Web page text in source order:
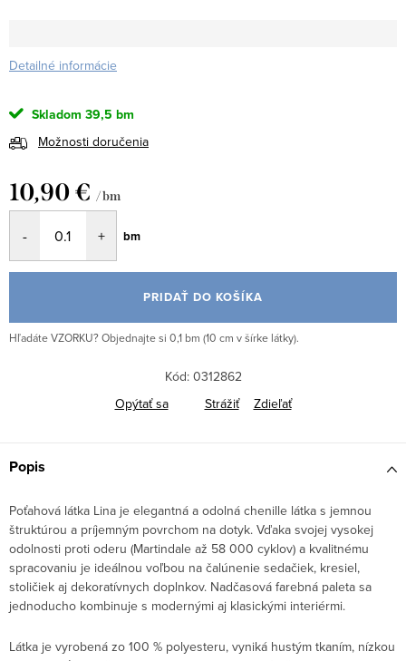
Detailné informácie
Skladom 39,5 bm
Možnosti doručenia
10,90 € / bm
cena:
bm
PRIDAŤ DO KOŠÍKA
Hľadáte VZORKU? Objednajte si 0,1 bm (10 cm v šírke látky).
Kód: 0312862
Opýtať sa
Strážiť Zdieľať
Popis
Poťahová látka Lina je elegantná a odolná chenille látka s jemnou
štruktúrou a príjemným povrchom na dotyk. Vďaka svojej vysokej
odolnosti proti oderu (Martindale až 58 000 cyklov) a kvalitnému
spracovaniu je ideálnou voľbou na čalúnenie sedačiek, kresiel,
stoličiek aj dekoratívnych doplnkov. Nadčasová farebná paleta sa
jednoducho kombinuje s modernými aj klasickými interiérmi.
Látka je vyrobená zo 100 % polyesteru, vyniká hustým tkaním, nízkou